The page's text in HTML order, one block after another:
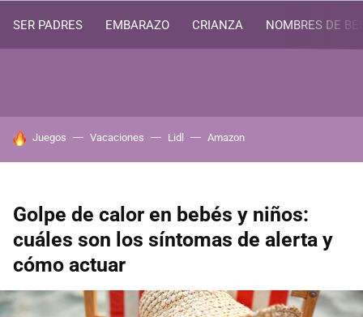
SER PADRES EMBARAZO CRIANZA NOMBRES DE
HOY SE HABLA DE
Juegos Vacaciones Lidl Amazon
Golpe de calor en bebés y niños:
cuáles son los síntomas de alerta y
cómo actuar